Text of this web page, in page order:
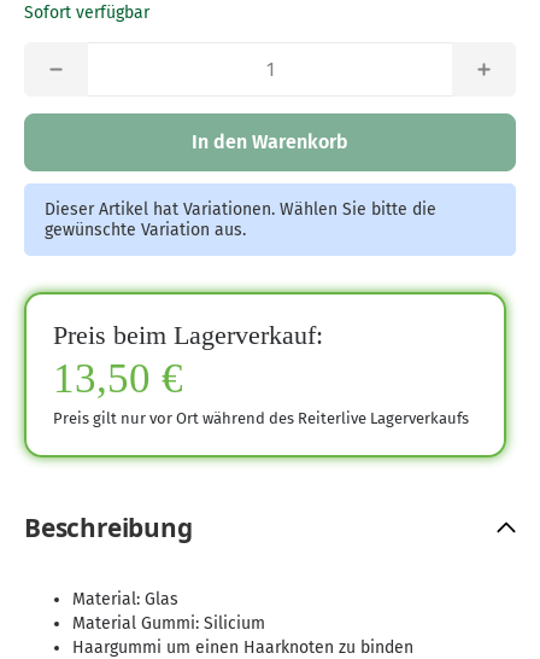
Sofort verfügbar
In den Warenkorb
Dieser Artikel hat Variationen. Wählen Sie bitte die
gewünschte Variation aus.
Preis beim Lagerverkauf:
13,50 €
Preis gilt nur vor Ort während des Reiterlive Lagerverkaufs
Beschreibung
Material: Glas
Material Gummi: Silicium
Haargummi um einen Haarknoten zu binden